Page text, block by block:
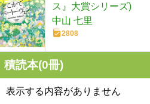
ス』大賞シリーズ)
中山 七里
2808
積読本(0冊)
表示する内容がありません